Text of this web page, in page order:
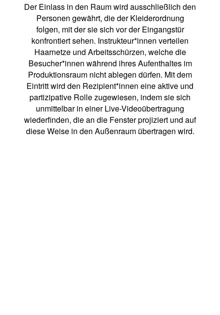
Der Einlass in den Raum wird ausschließlich den
Personen gewährt, die der Kleiderordnung
folgen, mit der sie sich vor der Eingangstür
konfrontiert sehen. Instrukteur*innen verteilen
Haarnetze und Arbeitsschürzen, welche die
Besucher*innen während ihres Aufenthaltes im
Produktionsraum nicht ablegen dürfen. Mit dem
Eintritt wird den Rezipient*innen eine aktive und
partizipative Rolle zugewiesen, indem sie sich
unmittelbar in einer Live-Videoübertragung
wiederfinden, die an die Fenster projiziert und auf
diese Weise in den Außenraum übertragen wird.